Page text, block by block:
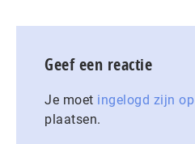
Geef een reactie
Je moet ingelogd zijn op
plaatsen.